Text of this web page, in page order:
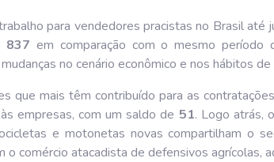
para vendedores pracistas no Brasil até
837 em comparação com o mesmo
no cenário econômico e nos hábitos
que mais têm contribuído para as
empresas, com um saldo de 51. Logo atrás,
e motonetas novas compartilham o
o comércio atacadista de defensivos